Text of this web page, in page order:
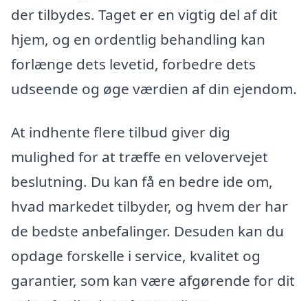
der tilbydes. Taget er en vigtig del af dit
hjem, og en ordentlig behandling kan
forlænge dets levetid, forbedre dets
udseende og øge værdien af din ejendom.
At indhente flere tilbud giver dig
mulighed for at træffe en velovervejet
beslutning. Du kan få en bedre ide om,
hvad markedet tilbyder, og hvem der har
de bedste anbefalinger. Desuden kan du
opdage forskelle i service, kvalitet og
garantier, som kan være afgørende for dit